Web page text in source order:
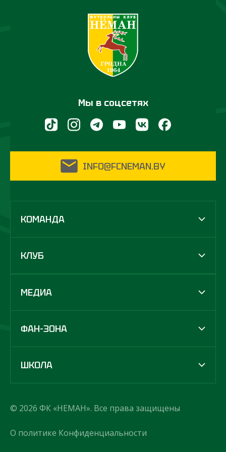
Мы в соцсетях
INFO@FCNEMAN.BY
КОМАНДА
КЛУБ
МЕДИА
ФАН-ЗОНА
ШКОЛА
© 2026 ФК «НЕМАН». Все права защищены
О политике Конфиденциальности